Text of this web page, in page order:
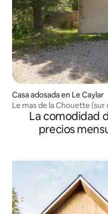
Casa adosada en Le Caylar
Le mas
La comodidad
precios